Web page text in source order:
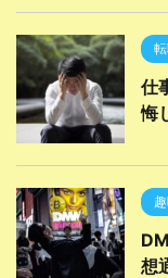
仕
悔
想